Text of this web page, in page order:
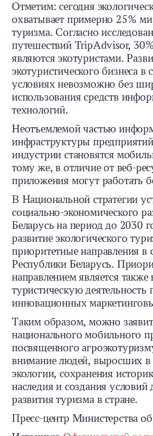
Отметим: сегодня
охватывает примерно 25%
туризма. Согласно
путешествий TripAdvisor,
являются экотуристами.
экотуристического бизнеса в
условиях невозможно без
использования средств
технологий.
Неотъемлемой частью
инфраструктуры
индустрии становятся
тому же, в отличие от веб-
приложения могут работать
В Национальной стратегии
социально-экономического
Беларусь на период до 2030
развитие экологического
приоритетные направления в
Республики Беларусь.
направлением является также
туристическую
инновационных
Таким образом, можно
национального мобильного
посвященного
внимание людей, выросших в
экологии, сохранения
наследия и создания условий
развития туризма в стране.
Пресс-центр Министерства